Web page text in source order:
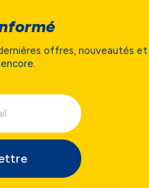
offres, nouveautés et